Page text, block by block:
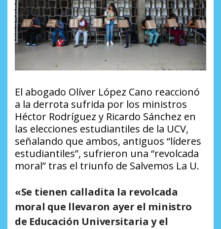
El abogado Olíver López Cano reaccionó
a la derrota sufrida por los ministros
Héctor Rodríguez y Ricardo Sánchez en
las elecciones estudiantiles de la UCV,
señalando que ambos, antiguos “líderes
estudiantiles”, sufrieron una “revolcada
moral” tras el triunfo de Salvemos La U.
«Se tienen calladita la revolcada
moral que llevaron ayer el ministro
de Educación Universitaria y el